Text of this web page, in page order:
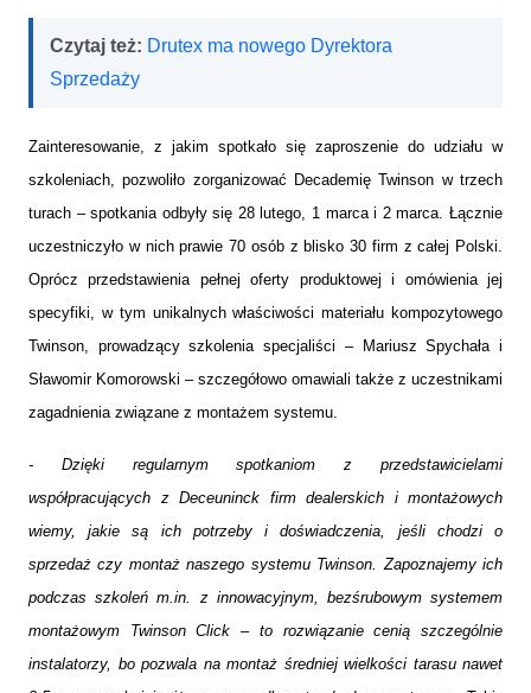
Czytaj też: Drutex ma nowego Dyrektora
Sprzedaży
Zainteresowanie, z jakim spotkało się zaproszenie do udziału w
szkoleniach, pozwoliło zorganizować Decademię Twinson w trzech
turach – spotkania odbyły się 28 lutego, 1 marca i 2 marca. Łącznie
uczestniczyło w nich prawie 70 osób z blisko 30 firm z całej Polski.
Oprócz przedstawienia pełnej oferty produktowej i omówienia jej
specyfiki, w tym unikalnych właściwości materiału kompozytowego
Twinson, prowadzący szkolenia specjaliści – Mariusz Spychała i
Sławomir Komorowski – szczegółowo omawiali także z uczestnikami
zagadnienia związane z montażem systemu.
- Dzięki regularnym spotkaniom z przedstawicielami
współpracujących z Deceuninck firm dealerskich i montażowych
wiemy, jakie są ich potrzeby i doświadczenia, jeśli chodzi o
sprzedaż czy montaż naszego systemu Twinson. Zapoznajemy ich
podczas szkoleń m.in. z innowacyjnym, bezśrubowym systemem
montażowym Twinson Click – to rozwiązanie cenią szczególnie
instalatorzy, bo pozwala na montaż średniej wielkości tarasu nawet